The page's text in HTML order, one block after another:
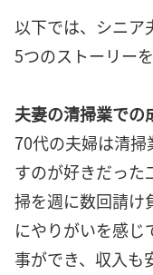
以下では、シニア
5つのストーリー
夫妻の清掃業での
70代の夫婦は清
すのが好きだった
掃を週に数回請け
にやりがいを感じ
事ができ、収入も